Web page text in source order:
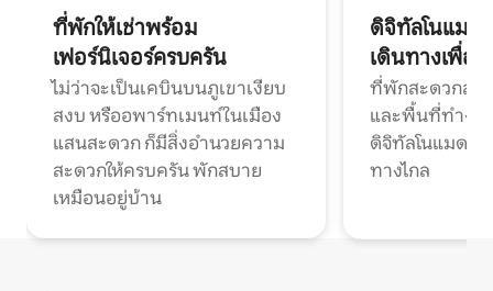
ที่พักให้เช่าพร้อม
เฟอร์นิเจอร์ครบครัน
ไม่ว่าจะเป็นเคบินบนภูเขาเงียบ
สงบ หรืออพาร์ทเมนท์ในเมือง
แสนสะดวก ก็มีสิ่งอำนวยความ
สะดวกให้ครบครัน พักสบาย
เหมือนอยู่บ้าน
ดิจิทัลโนแมด
เดินทางเพื่อ
ที่พักสะดวกสบ
และพื้นที่ทำงา
ดิจิทัลโนแมดแ
ทางไกล